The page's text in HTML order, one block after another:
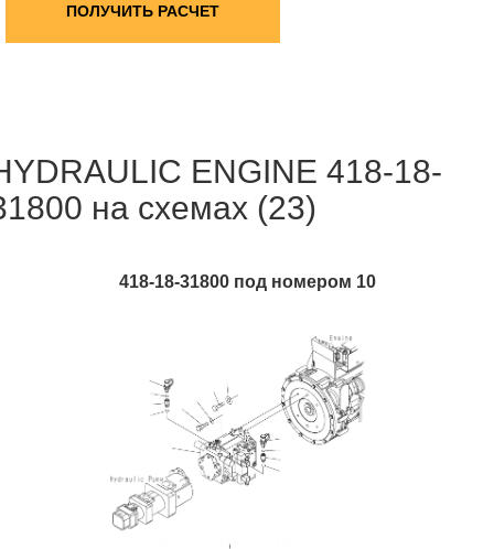
ПОЛУЧИТЬ РАСЧЕТ
ENGINE 418-18-
на схемах (23)
418-18-31800 под номером 10